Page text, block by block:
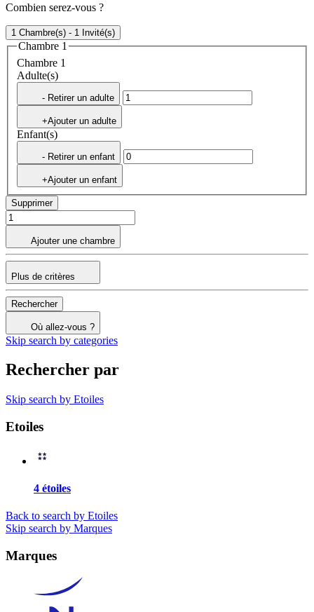
Combien serez-vous ?
1 Chambre(s) - 1 Invité(s)
Chambre 1
Chambre 1
Adulte(s)
- Retirer un adulte
+Ajouter un adulte
Enfant(s)
- Retirer un enfant
+Ajouter un enfant
Supprimer
Ajouter une chambre
Plus de critères
Rechercher
Où allez-vous ?
Skip search by categories
Rechercher par
Skip search by Etoiles
Etoiles
4 étoiles
Back to search by Etoiles
Skip search by Marques
Marques